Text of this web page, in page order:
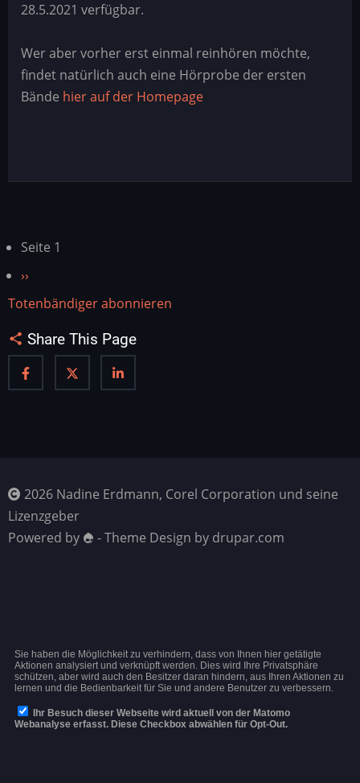
28.5.2021 verfügbar.
Wer aber vorher erst einmal reinhören möchte,
findet natürlich auch eine Hörprobe der ersten
Bände hier auf der Homepage
Seitennummerierung
Seite 1
Nächste
Seite
››
Totenbändiger abonnieren
Share This Page
2026 Nadine Erdmann, Corel Corporation und seine
Lizenzgeber
Powered by
- Theme Design by drupar.com